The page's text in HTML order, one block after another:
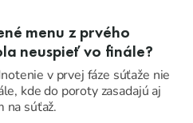
menu z prvého
neuspieť vo finále?
v prvej fáze súťaže nie
kde do poroty zasadajú aj
na súťaž.